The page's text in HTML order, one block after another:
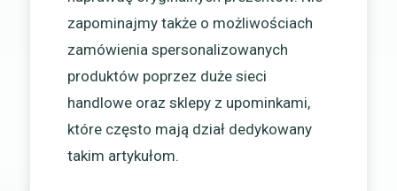
zapominajmy także o możliwościach
zamówienia spersonalizowanych
produktów poprzez duże sieci
handlowe oraz sklepy z upominkami,
które często mają dział dedykowany
takim artykułom.